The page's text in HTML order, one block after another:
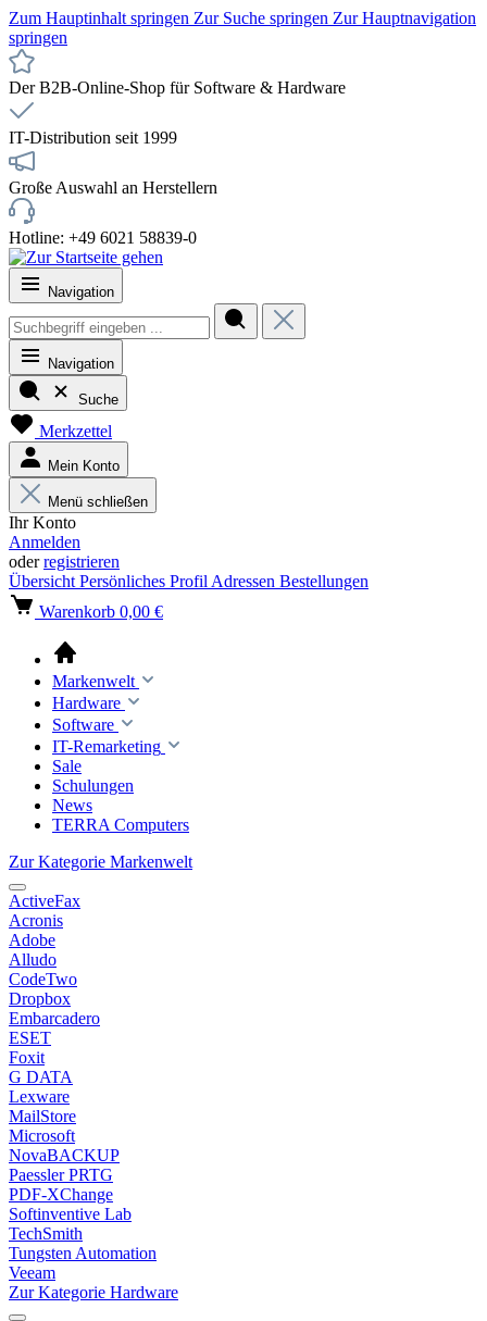
Zum Hauptinhalt springen Zur Suche springen Zur Hauptnavigation
springen
Der B2B-Online-Shop für Software & Hardware
IT-Distribution seit 1999
Große Auswahl an Herstellern
Hotline: +49 6021 58839-0
Navigation
Navigation
Suche
Merkzettel
Mein Konto
Menü schließen
Ihr Konto
Anmelden
oderregistrieren
Übersicht Persönliches Profil Adressen Bestellungen
Warenkorb 0,00 €
Markenwelt
Hardware
Software
IT-Remarketing
Sale
Schulungen
News
TERRA Computers
Zur Kategorie Markenwelt
ActiveFax
Acronis
Adobe
Alludo
CodeTwo
Dropbox
Embarcadero
ESET
Foxit
G DATA
Lexware
MailStore
Microsoft
NovaBACKUP
Paessler PRTG
PDF-XChange
Softinventive Lab
TechSmith
Tungsten Automation
Veeam
Zur Kategorie Hardware